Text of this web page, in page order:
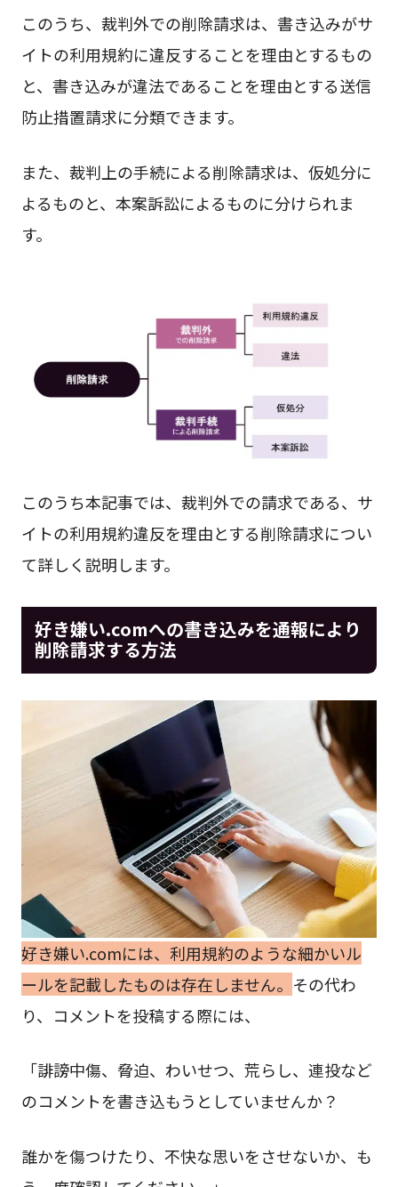
このうち、裁判外での削除請求は、書き込みがサ
イトの利用規約に違反することを理由とするもの
と、書き込みが違法であることを理由とする送信
防止措置請求に分類できます。
また、裁判上の手続による削除請求は、仮処分に
よるものと、本案訴訟によるものに分けられま
す。
このうち本記事では、裁判外での請求である、サ
イトの利用規約違反を理由とする削除請求につい
て詳しく説明します。
好き嫌い.comへの書き込みを通報により
削除請求する方法
好き嫌い.comには、利用規約のような細かいル
ールを記載したものは存在しません。 その代わ
り、コメントを投稿する際には、
「誹謗中傷、脅迫、わいせつ、荒らし、連投など
のコメントを書き込もうとしていませんか？
誰かを傷つけたり、不快な思いをさせないか、も